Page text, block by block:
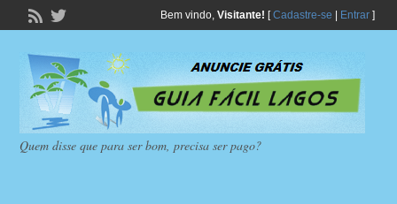
Bem vindo, Visitante! [Cadastre-se Entrar]
Quem disse que para ser bom, precisa ser pago?